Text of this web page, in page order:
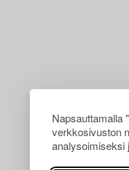
Napsauttamalla
verkkosivuston
analysoimiseksi